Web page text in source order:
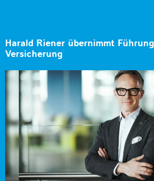
Harald Riener übernimmt
Versicherung